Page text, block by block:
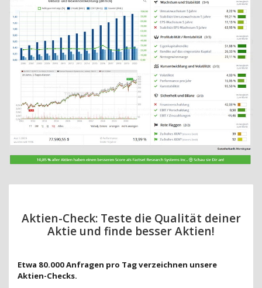
Aktien-Check: Teste die Qualität deiner
Aktie und finde besser Aktien!
Etwa 80.000 Anfragen pro Tag verzeichnen unsere
Aktien-Checks.